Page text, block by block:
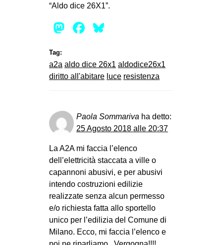
“Aldo dice 26X1”.
Mastodon
Facebook
Tag:
a2a aldo dice 26x1 aldodice26x1
diritto all'abitare luce resistenza
Paola Sommariva ha detto:
25 Agosto 2018 alle 20:37
La A2A mi faccia l’elenco
dell’elettricità staccata a ville o
capannoni abusivi, e per abusivi
intendo costruzioni edilizie
realizzate senza alcun permesso
e/o richiesta fatta allo sportello
unico per l’edilizia del Comune di
Milano. Ecco, mi faccia l’elenco e